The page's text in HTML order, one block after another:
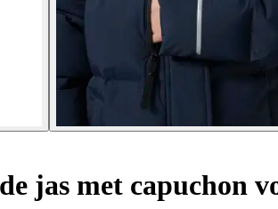
jas met capuchon